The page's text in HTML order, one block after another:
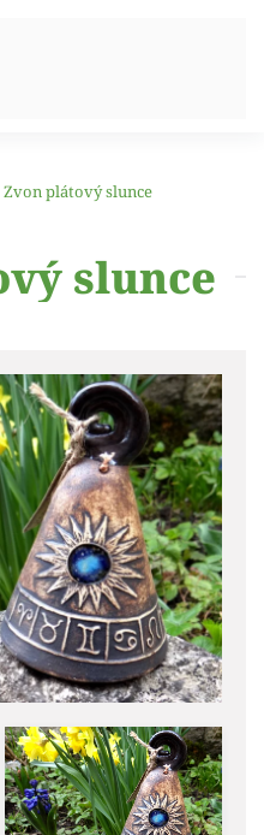
Zvon plátový slunce
slunce